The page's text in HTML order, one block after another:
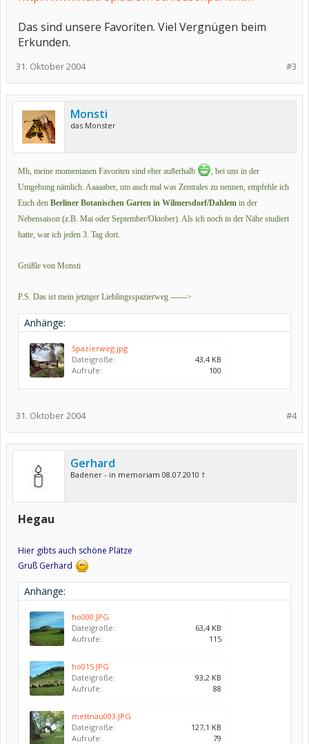
Das sind unsere Favoriten. Viel Vergnügen beim
Erkunden.
#3
31. Oktober 2004
Monsti
das Monster
Mh, meine momentanen Favoriten sind eher außerhalb
, bei uns in der
Umgebung nämlich. Aaaaaber, um auch mal was Zentrales zu nennen, empfehle ich
Euch den Berliner Botanischen Garten in Wilmersdorf/Dahlem in der
Nebensaison (z.B. Mai oder September/Oktober). Als ich noch in der Nähe studiert
hatte, war ich jeden 3. Tag dort.
Grüßle von Monsti
P.S. Das ist mein jetziger Lieblingsspazierweg ------>
Anhänge:
Spazierweg.jpg
Dateigröße:
43,4 KB
Aufrufe:
100
#4
31. Oktober 2004
Gerhard
Badener - in memoriam 08.07.2010 †
Hegau
Hier gibts auch schöne Plätze
Gruß Gerhard
Anhänge:
ho000.JPG
Dateigröße:
63,4 KB
Aufrufe:
115
ho015.JPG
Dateigröße:
93,2 KB
Aufrufe:
88
mettnau003.JPG
Dateigröße:
127,1 KB
Aufrufe:
79